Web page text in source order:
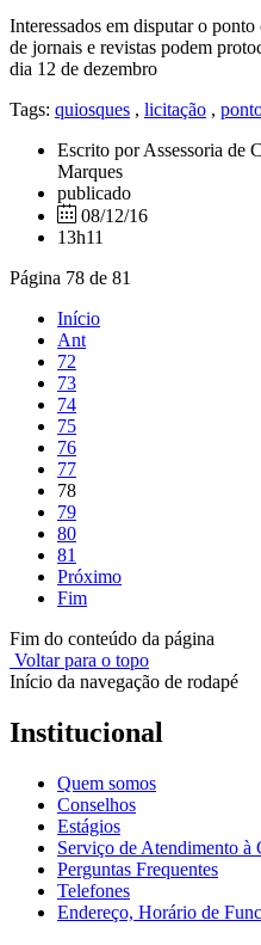
Interessados em disputar o
de jornais e revistas podem
dia 12 de dezembro
Tags: quiosques , licitação ,
Escrito por Assessoria de
Marques
publicado
08/12/16
13h11
Página 78 de 81
Início
Ant
72
73
74
75
76
77
78
79
80
81
Próximo
Fim
Fim do conteúdo da página
Voltar para o topo
Início da navegação de rodapé
Institucional
Quem somos
Conselhos
Estágios
Serviço de Atendimento à
Perguntas Frequentes
Telefones
Endereço, Horário de